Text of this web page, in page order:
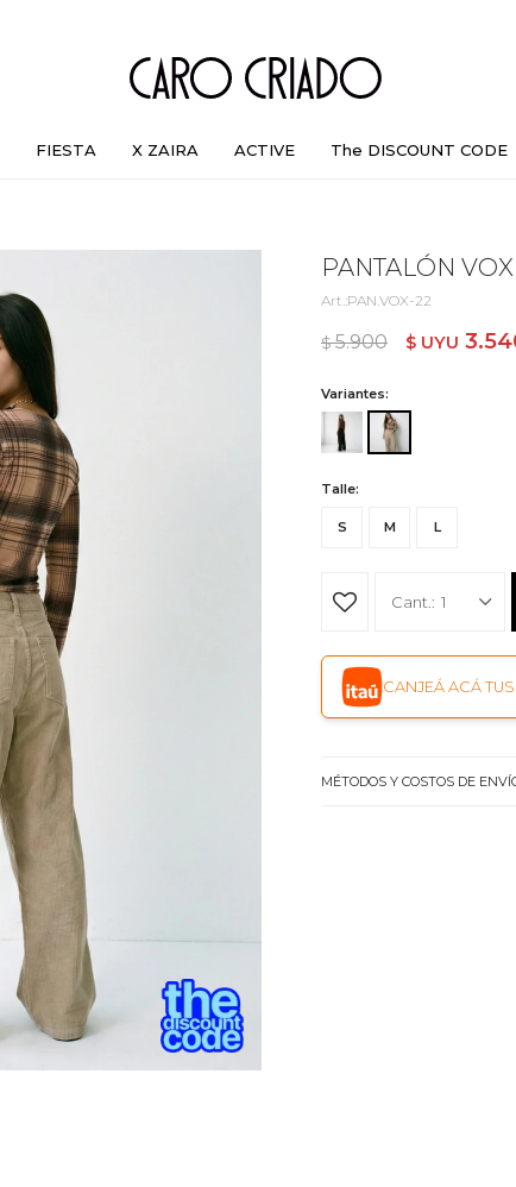
FIESTA X ZAIRA ACTIVE The DISCOUNT CODE
PANTALÓN
PAN.VOX-22
$ UYU
5.900 $ UYU
Variantes:
Talle:
S M L
1
CANJEÁ ACÁ
MÉTODOS Y COSTOS DE